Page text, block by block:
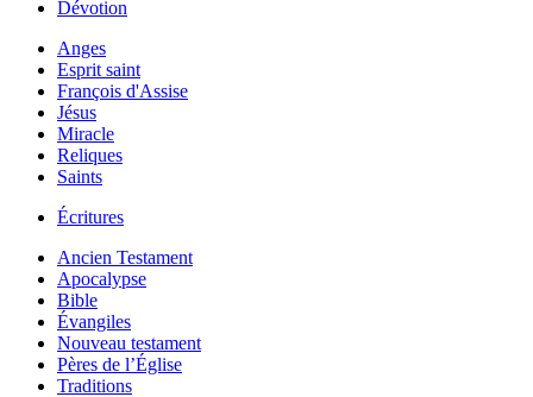
Dévotion
Anges
Esprit saint
François d'Assise
Jésus
Miracle
Reliques
Saints
Écritures
Ancien Testament
Apocalypse
Bible
Évangiles
Nouveau testament
Pères de l’Église
Traditions